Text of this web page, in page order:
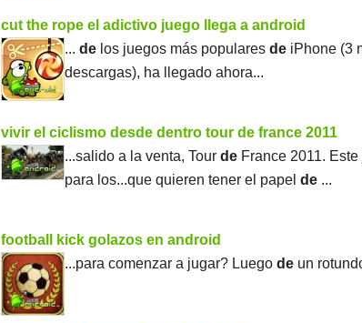
cut the rope el adictivo juego llega a android
...de los juegos más popularesde iPhone (3
descargas), ha llegado ahora...
vivir el ciclismo desde dentro tour de france 2011
...salido a la venta, Tourde France 2011. Este
para los...que quieren tener el papelde ...
football kick golazos en android
...para comenzar a jugar? Luegode un